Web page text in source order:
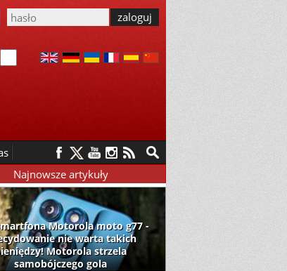
Najnowsze artykuły
Motorola moto g77 -
nie warta takich
Motorola strzela
samobójczego gola